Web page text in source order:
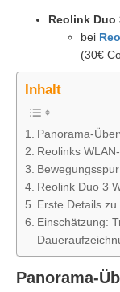
Reolink Duo
bei
(30€
Inhalt
Panorama-
Reolinks
Reolink Duo 3
Erste Details
Einschätzung:
Panorama-